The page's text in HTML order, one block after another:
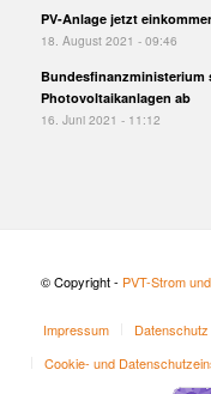
PV-Anlage jetzt
18. August 2021 - 09:46
Bundesfinanzministerium
Photovoltaikanlagen ab
16. Juni 2021 - 11:12
© Copyright - PVT-Strom
Impressum Datenschutz
Cookie- und